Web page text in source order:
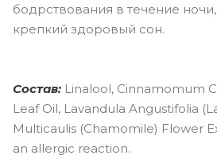
бодрствования в течение
крепкий здоровый сон.
Состав: Linalool, Cinnamomum
Leaf Oil, Lavandula Angustifolia
Multicaulis (Chamomile) Flower
an allergic reaction.